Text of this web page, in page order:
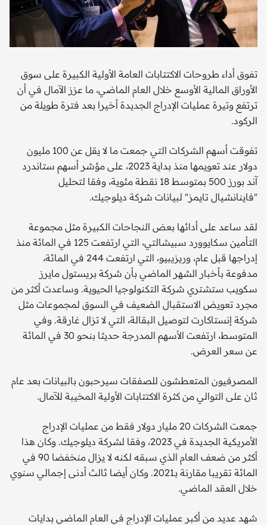
تفوق أداء طروحات الاكتتابات العامة الأولية الكبيرة على سوق
الأوراق المالية الأوسع خلال العام الماضي، ما عزز الآمال في أن
ترتفع وتيرة عمليات الإدراج الجديدة أخيرا بعد فترة طويلة من
الركود.
تفوقت أسهم الشركات التي جمعت ما لا يقل عن 100 مليون
دولار عند تعويمها منذ بداية 2023، على مؤشر أسهم ستاندرد
آند بورز 500 بمتوسط 18 نقطة مئوية، وفقا لتحليل
"فاينانشيال تايمز" لبيانات شركة ديلوجيك.
لقد ساعد على أدائها بعض النجاحات الكبيرة مثل مجموعة
التأمين سكايوورد سبيشالتي، التي ارتفعت 125 في المائة منذ
إدراجها قبل عام، وريزيبيو، التي ارتفعت 244 في المائة،
مدفوعة بأخبار الشهر الماضي بأن شركة بريستول مايرز
سكويب ستشتري شركة التكنولوجيا الحيوية. وساعدت أكثر من
مجرد تعويض الاستقبال الضعيف في السوق لمجموعات مثل
شركة إنستاكارت لتوصيل البقالة، التي لا تزال غارقة. وفي
المتوسط، ارتفعت الأسهم المدرجة حديثا بنحو 30 في المائة
عن سعر العرض.
المصرفيون المتعطشون للصفقات سيرحبون بالبيانات بعد عام
ثان على التوالي من كثرة الاكتتابات الأولية المخيبة للآمال.
جمعت الشركات 20 مليار دولار فقط من عمليات الإدراج
الأمريكية الجديدة في 2023، وفقا لشركة ديلوجيك. وكان هذا
أكثر من ضعف العام الذي سبقه لكنه لا يزال منخفضا 90 في
المائة تقريبا مقارنة بـ2021. وكان أيضا ثالث أدنى إجمالي سنوي
خلال العقد الماضي.
شهد عديد من أكبر عمليات الإدراج في العام الماضي بدايات